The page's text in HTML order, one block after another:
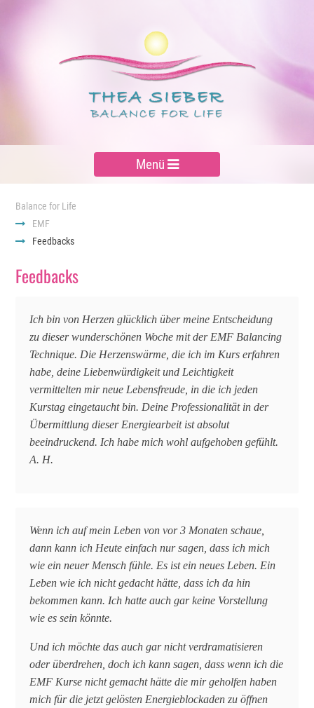
Menü
Balance for Life
EMF
Feedbacks
Feedbacks
Ich bin von Herzen glücklich über meine Entscheidung
zu dieser wunderschönen Woche mit der EMF Balancing
Technique. Die Herzenswärme, die ich im Kurs erfahren
habe, deine Liebenwürdigkeit und Leichtigkeit
vermittelten mir neue Lebensfreude, in die ich jeden
Kurstag eingetaucht bin. Deine Professionalität in der
Übermittlung dieser Energiearbeit ist absolut
beeindruckend. Ich habe mich wohl aufgehoben gefühlt.
A. H.
Wenn ich auf mein Leben von vor 3 Monaten schaue,
dann kann ich Heute einfach nur sagen, dass ich mich
wie ein neuer Mensch fühle. Es ist ein neues Leben. Ein
Leben wie ich nicht gedacht hätte, dass ich da hin
bekommen kann. Ich hatte auch gar keine Vorstellung
wie es sein könnte.
Und ich möchte das auch gar nicht verdramatisieren
oder überdrehen, doch ich kann sagen, dass wenn ich die
EMF Kurse nicht gemacht hätte die mir geholfen haben
mich für die jetzt gelösten Energieblockaden zu öffnen